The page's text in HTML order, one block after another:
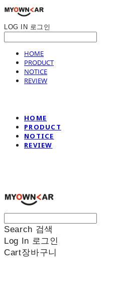
LOG IN 로그인
HOME
PRODUCT
NOTICE
REVIEW
HOME
PRODUCT
NOTICE
REVIEW
Search 검색
Log In 로그인
Cart장바구니